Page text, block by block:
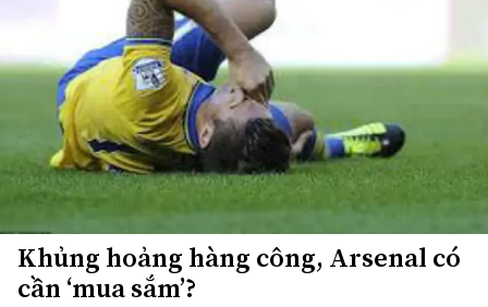
Khủng hoảng hàng công, Arsenal có
cần ‘mua sắm’?